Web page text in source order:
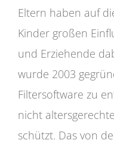
Eltern haben auf
Kinder großen
und Erziehende
wurde 2003
Filtersoftware zu
nicht
schützt. Das von